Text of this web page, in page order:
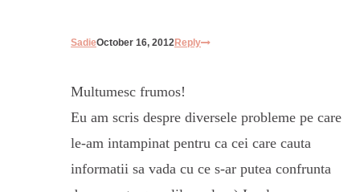
SadieOctober 16, 2012Reply
Multumesc frumos!
Eu am scris despre diversele probleme pe care
le-am intampinat pentru ca cei care cauta
informatii sa vada cu ce s-ar putea confrunta